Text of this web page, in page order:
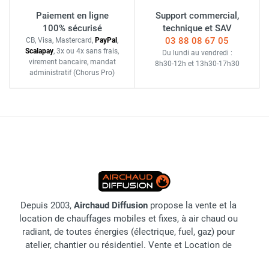
Paiement en ligne
100% sécurisé
CB, Visa, Mastercard, PayPal ,
Scalapay, 3x ou 4x sans frais,
virement bancaire, mandat
administratif (Chorus Pro)
Support commercial,
technique et SAV
03 88 08 67 05
Du lundi au vendredi :
8h30-12h et 13h30-17h30
Depuis 2003, Airchaud Diffusion propose la vente et la
location de chauffages mobiles et fixes, à air chaud ou
radiant, de toutes énergies (électrique, fuel, gaz) pour
atelier, chantier ou résidentiel. Vente et Location de